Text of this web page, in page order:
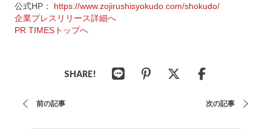
公式HP： https://www.zojirushisyokudo.com/shokudo/
企業プレスリリース詳細へ
PR TIMESトップへ
SHARE!
投
前の記事 次の記事